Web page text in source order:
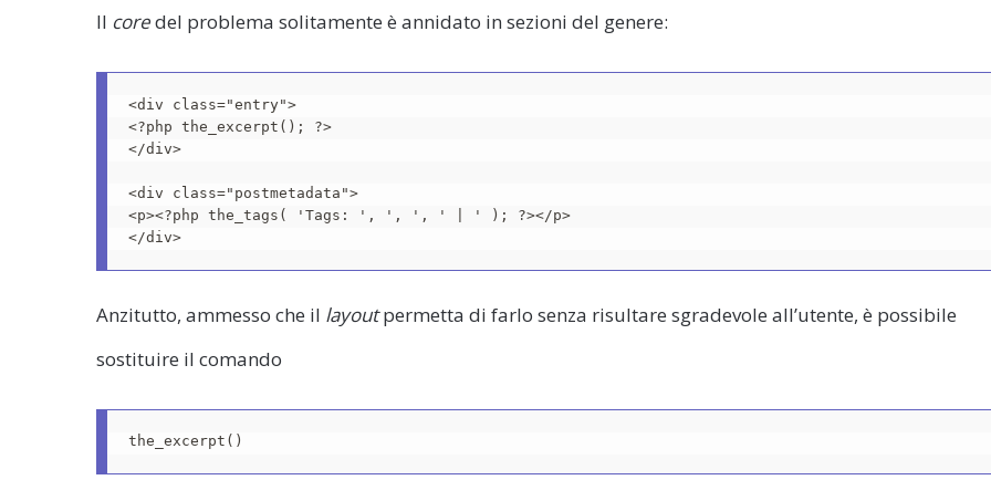
Il coredel problema solitamente è annidato in sezioni del genere:
<div class="entry">
<?php the_excerpt(); ?>
</div>
<div class="postmetadata">
<p><?php the_tags( 'Tags: ', ', ', ' | ' ); ?></p>
</div>
Anzitutto, ammesso che il layoutpermetta di farlo senza risultare sgradevole all’utente, è possibile
sostituire il comando
the_excerpt()